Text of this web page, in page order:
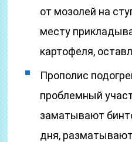
от мозолей на
месту
картофеля,
Прополис
проблемный
заматывают
дня,